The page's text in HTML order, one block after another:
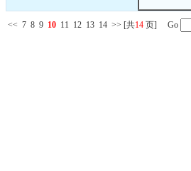
<< 7 8 9 10 11 12 13 14 >> [共14 页] Go